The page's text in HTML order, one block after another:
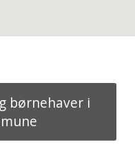
børnehaver i